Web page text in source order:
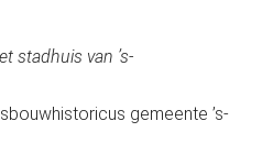
stadhuis van ’s-
gemeente ’s-